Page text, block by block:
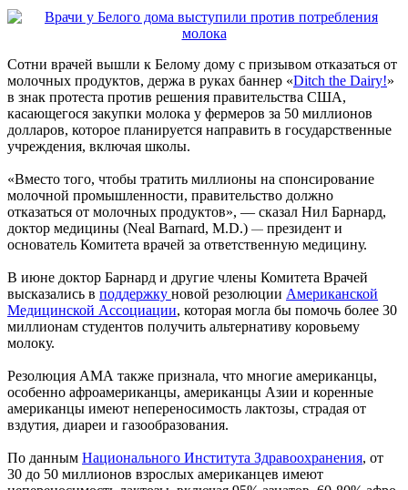
Сотни врачей вышли к Белому дому с призывом отказаться от
молочных продуктов, держа в руках баннер «Ditch the Dairy!»
в знак протеста против решения правительства США,
касающегося закупки молока у фермеров за 50 миллионов
долларов, которое планируется направить в государственные
учреждения, включая школы.
«Вместо того, чтобы тратить миллионы на спонсирование
молочной промышленности, правительство должно
отказаться от молочных продуктов», — сказал Нил Барнард,
доктор медицины (Neal Barnard, M.D.) — президент и
основатель Комитета врачей за ответственную медицину.
В июне доктор Барнард и другие члены Комитета Врачей
высказались в поддержку новой резолюции Американской
Медицинской Ассоциации, которая могла бы помочь более 30
миллионам студентов получить альтернативу коровьему
молоку.
Резолюция АМА также признала, что многие американцы,
особенно афроамериканцы, американцы Азии и коренные
американцы имеют непереносимость лактозы, страдая от
вздутия, диареи и газообразования.
По данным Национального Института Здравоохранения, от
30 до 50 миллионов взрослых американцев имеют